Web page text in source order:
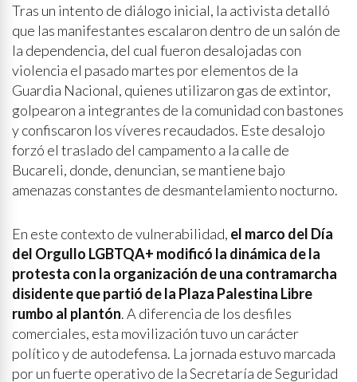
Tras un intento de diálogo inicial, la activista detalló
que las manifestantes escalaron dentro de un salón de
la dependencia, del cual fueron desalojadas con
violencia el pasado martes por elementos de la
Guardia Nacional, quienes utilizaron gas de extintor,
golpearon a integrantes de la comunidad con bastones
y confiscaron los víveres recaudados. Este desalojo
forzó el traslado del campamento a la calle de
Bucareli, donde, denuncian, se mantiene bajo
amenazas constantes de desmantelamiento nocturno.
En este contexto de vulnerabilidad, el marco del Día
del Orgullo LGBTQA+ modificó la dinámica de la
protesta con la organización de una contramarcha
disidente que partió de la Plaza Palestina Libre
rumbo al plantón. A diferencia de los desfiles
comerciales, esta movilización tuvo un carácter
político y de autodefensa. La jornada estuvo marcada
por un fuerte operativo de la Secretaría de Seguridad